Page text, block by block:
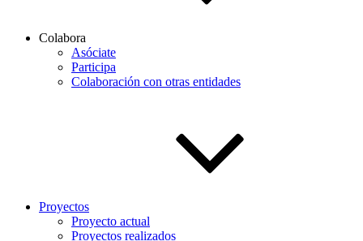
Colabora
Asóciate
Participa
Colaboración con otras entidades
Proyectos
Proyecto actual
Proyectos realizados